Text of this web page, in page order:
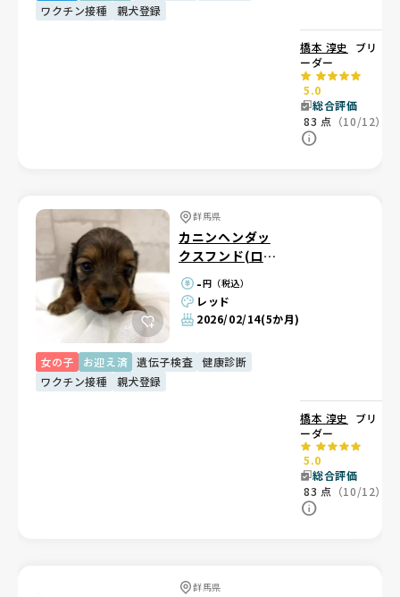
ワクチン接種 親犬登録
橋本 淳史
ブリ
ーダー
5.0
総合評価
83 点 （10/12）
群馬県
カニンヘンダッ
クスフンド(ロン
グ) -円（税込）
レッド
2026/02/14(5か月)
女の子 お迎え済 遺伝子検査
健康診断
ワクチン接種
親犬登録
橋本 淳史
ブリ
ーダー
5.0
総合評価
83 点 （10/12）
群馬県